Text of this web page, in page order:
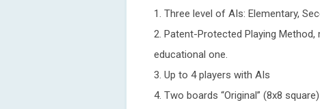
1. Three level of AIs: Elementary,
2. Patent-Protected Playing
educational one.
3. Up to 4 players with AIs
4. Two boards “Original” (8x8